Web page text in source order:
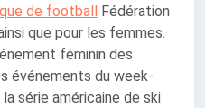
de football Fédération
que pour les femmes.
féminin des
événements du week-
série américaine de ski